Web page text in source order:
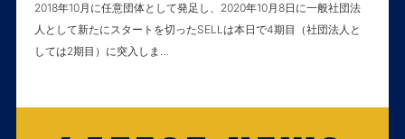
2018年10月に任意団体として発足し、2020年10月8日に一般社団法
人として新たにスタートを切ったSELLは本日で4期目（社団法人と
しては2期目）に突入しま…